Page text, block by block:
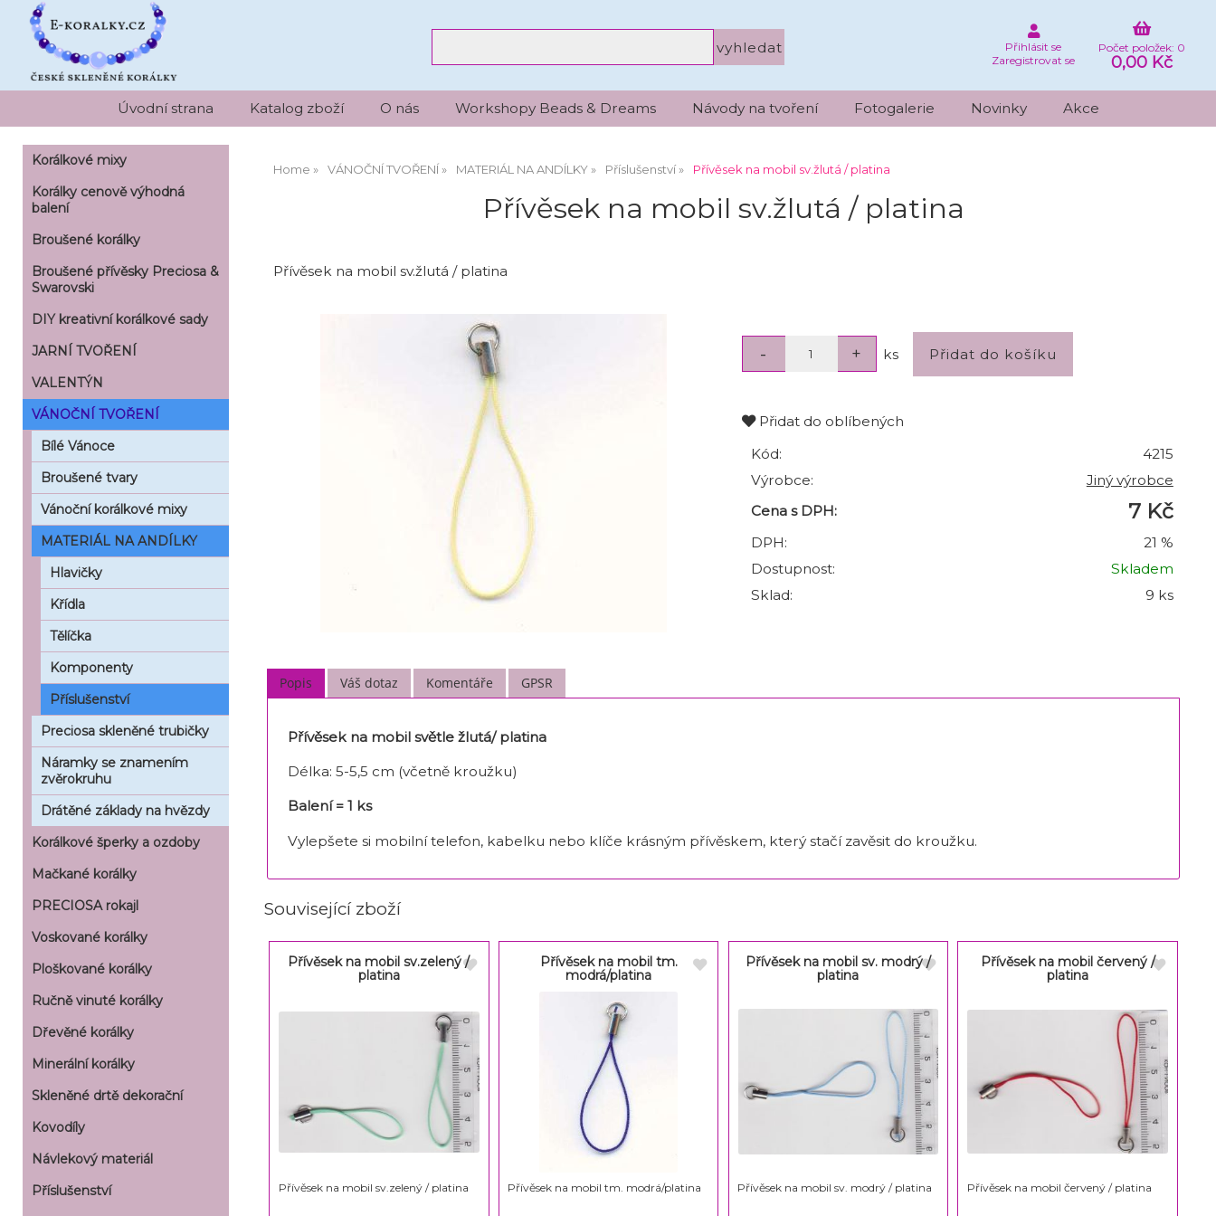
Počet položek: 0
0,00 Kč
Přihlásit se
Zaregistrovat se
Úvodní strana Katalog zboží O nás Workshopy Beads & Dreams Návody na tvoření Fotogalerie Novinky Akce
Home VÁNOČNÍ TVOŘENÍ MATERIÁL NA ANDÍLKY Příslušenství Přívěsek na mobil sv.žlutá / platina
Přívěsek na mobil sv.žlutá / platina
Přívěsek na mobil sv.žlutá / platina
ks
Přidat do oblíbených
Kód:
4215
Výrobce:
Jiný výrobce
Cena s DPH:
7 Kč
DPH:
21 %
Dostupnost:
Skladem
Sklad:
9 ks
Popis Váš dotaz Komentáře GPSR
Přívěsek na mobil světle žlutá/ platina
Délka: 5-5,5 cm (včetně kroužku)
Balení = 1 ks
Vylepšete si mobilní telefon, kabelku nebo klíče krásným přívěskem, který stačí zavěsit do kroužku.
Související zboží
Přívěsek na mobil sv.zelený /
platina
Přívěsek na mobil sv.zelený / platina
Přívěsek na mobil tm.
modrá/platina
Přívěsek na mobil tm. modrá/platina
Přívěsek na mobil sv. modrý /
platina
Přívěsek na mobil sv. modrý / platina
Přívěsek na mobil červený /
platina
Přívěsek na mobil červený / platina
Korálkové mixy
Korálky cenově výhodná
balení
Broušené korálky
Broušené přívěsky Preciosa &
Swarovski
DIY kreativní korálkové sady
JARNÍ TVOŘENÍ
VALENTÝN
VÁNOČNÍ TVOŘENÍ
Bílé Vánoce
Broušené tvary
Vánoční korálkové mixy
MATERIÁL NA ANDÍLKY
Hlavičky
Křídla
Tělíčka
Komponenty
Příslušenství
Preciosa skleněné trubičky
Náramky se znamením
zvěrokruhu
Drátěné základy na hvězdy
Korálkové šperky a ozdoby
Mačkané korálky
PRECIOSA rokajl
Voskované korálky
Ploškované korálky
Ručně vinuté korálky
Dřevěné korálky
Minerální korálky
Skleněné drtě dekorační
Kovodíly
Návlekový materiál
Příslušenství